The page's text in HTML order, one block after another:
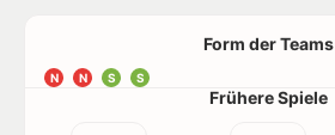
Form der Teams
N N S S
Frühere Spiele